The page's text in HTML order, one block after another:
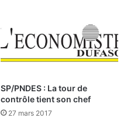
SP/PNDES : La tour de
contrôle tient son chef
27 mars 2017